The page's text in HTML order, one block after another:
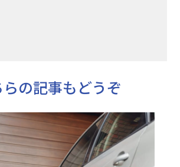
らの記事もどうぞ